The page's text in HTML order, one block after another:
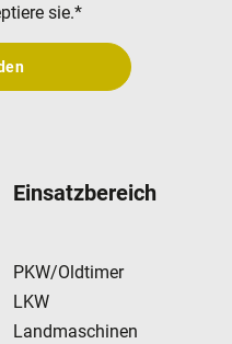
Einsatzbereich
PKW/Oldtimer
LKW
Landmaschinen
sie.*